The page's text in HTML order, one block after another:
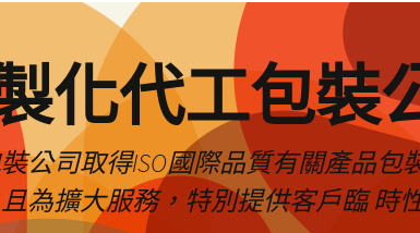
化代工包裝
公司取得ISO國際品質有關產品
為擴大服務，特別提供客戶臨 時